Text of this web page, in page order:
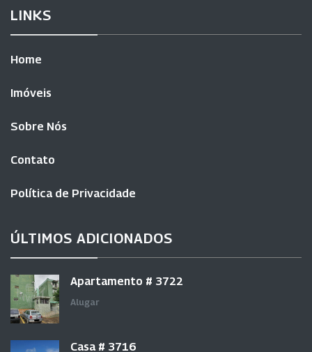
LINKS
Home
Imóveis
Sobre Nós
Contato
Política de Privacidade
ÚLTIMOS ADICIONADOS
Apartamento # 3722
Alugar
Casa # 3716